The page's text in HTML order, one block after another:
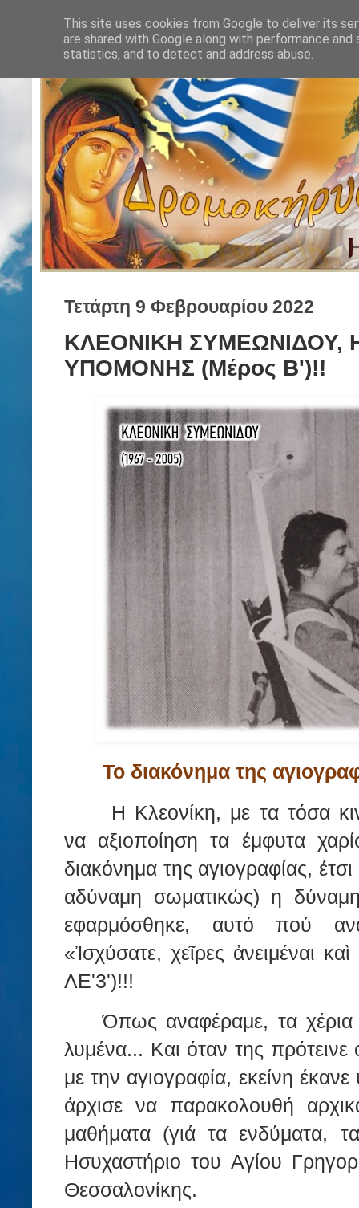
Τετάρτη 9 Φεβρουαρίου 2022
ΚΛΕΟΝΙΚΗ ΣΥΜΕΩΝΙΔΟΥ,
ΥΠΟΜΟΝΗΣ (Μέρος Β')!!
Το διακόνημα της
Η Κλεονίκη, με τα τόσα
να αξιοποίηση τα έμφυτα
διακόνημα της αγιογραφίας,
αδύναμη σωματικώς) η
εφαρμόσθηκε, αυτό πού
«Ἰσχύσατε, χεῖρες ἀνειμέναι
ΛΕ'3')!!!
Όπως αναφέραμε, τα
λυμένα... Και όταν της
με την αγιογραφία, εκείνη
άρχισε να παρακολουθή
μαθήματα (γιά τα
Ησυχαστήριο του Αγίου
Θεσσαλονίκης.
This site uses cookies from Google to deliver its
are shared with Google along with performance
statistics, and to detect and address abuse.